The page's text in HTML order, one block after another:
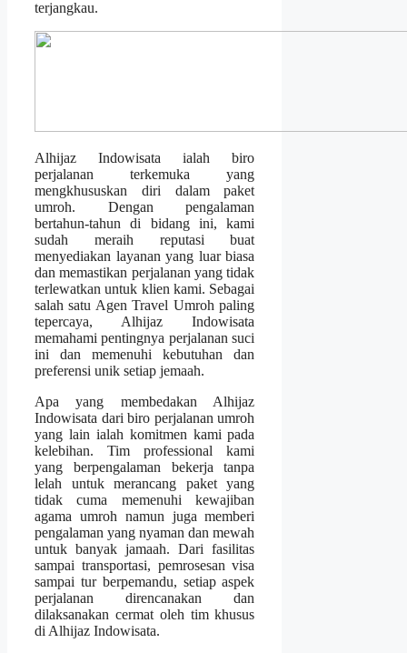
terjangkau.
Alhijaz Indowisata ialah biro
perjalanan terkemuka yang
mengkhususkan diri dalam paket
umroh. Dengan pengalaman
bertahun-tahun di bidang ini, kami
sudah meraih reputasi buat
menyediakan layanan yang luar biasa
dan memastikan perjalanan yang tidak
terlewatkan untuk klien kami. Sebagai
salah satu Agen Travel Umroh paling
tepercaya, Alhijaz Indowisata
memahami pentingnya perjalanan suci
ini dan memenuhi kebutuhan dan
preferensi unik setiap jemaah.
Apa yang membedakan Alhijaz
Indowisata dari biro perjalanan umroh
yang lain ialah komitmen kami pada
kelebihan. Tim professional kami
yang berpengalaman bekerja tanpa
lelah untuk merancang paket yang
tidak cuma memenuhi kewajiban
agama umroh namun juga memberi
pengalaman yang nyaman dan mewah
untuk banyak jamaah. Dari fasilitas
sampai transportasi, pemrosesan visa
sampai tur berpemandu, setiap aspek
perjalanan direncanakan dan
dilaksanakan cermat oleh tim khusus
di Alhijaz Indowisata.